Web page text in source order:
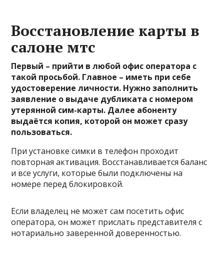
Восстановление карты в
салоне мтс
Первый – прийти в любой офис оператора с
такой просьбой. Главное – иметь при себе
удостоверение личности. Нужно заполнить
заявление о выдаче дубликата с номером
утерянной сим-карты. Далее абоненту
выдаётся копия, которой он может сразу
пользоваться.
При установке симки в телефон проходит
повторная активация. Восстанавливается баланс
и все услуги, которые были подключены на
номере перед блокировкой.
Если владелец не может сам посетить офис
оператора, он может прислать представителя с
нотариально заверенной доверенностью.